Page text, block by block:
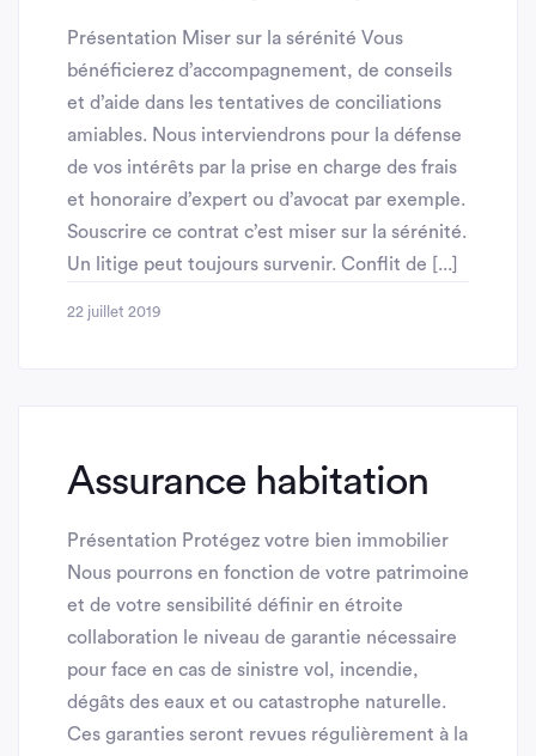
Présentation Miser sur la sérénité Vous
bénéficierez d’accompagnement, de conseils
et d’aide dans les tentatives de conciliations
amiables. Nous interviendrons pour la défense
de vos intérêts par la prise en charge des frais
et honoraire d’expert ou d’avocat par exemple.
Souscrire ce contrat c’est miser sur la sérénité.
Un litige peut toujours survenir. Conflit de [...]
22 juillet 2019
Assurance habitation
Présentation Protégez votre bien immobilier
Nous pourrons en fonction de votre patrimoine
et de votre sensibilité définir en étroite
collaboration le niveau de garantie nécessaire
pour face en cas de sinistre vol, incendie,
dégâts des eaux et ou catastrophe naturelle.
Ces garanties seront revues régulièrement à la